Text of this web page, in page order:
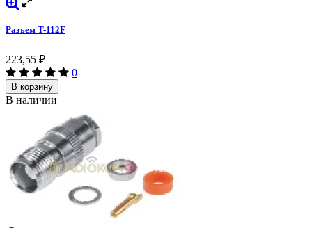
Разъем T-112F
223,55 ₽
0
В корзину
В наличии